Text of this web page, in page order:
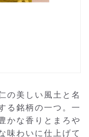
の美しい風土と名
る銘柄の一つ。一
かな香りとまろや
味わいに仕上げて